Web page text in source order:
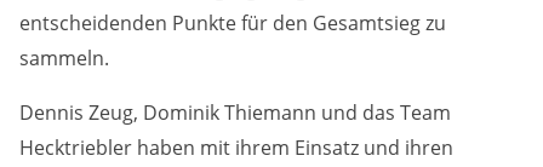
entscheidenden Punkte für den Gesamtsieg zu
sammeln.
Dennis Zeug, Dominik Thiemann und das Team
Hecktriebler haben mit ihrem Einsatz und ihren
Google Maps
Google LLC